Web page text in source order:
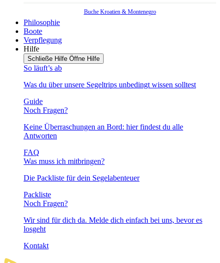
Buche Kroatien& Montenegro
Philosophie
Boote
Verpflegung
Hilfe
Schließe Hilfe Öffne Hilfe
So läuft’s ab
Was du über unsere Segeltrips unbedingt wissen solltest
Guide
Noch Fragen?
Keine Überraschungen an Bord: hier findest du alle
Antworten
FAQ
Was muss ich mitbringen?
Die Packliste für dein Segelabenteuer
Packliste
Noch Fragen?
Wir sind für dich da. Melde dich einfach bei uns, bevor es
losgeht
Kontakt